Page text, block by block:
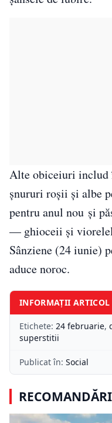
Alte obiceiuri includ
șnururi roșii și albe
pentru anul nou și
— ghioceii și
Sânziene (24 iunie)
aduce noroc.
INFORMAȚII ARTICOL
Etichete: 24 februarie,
superstitii
Publicat în: Social